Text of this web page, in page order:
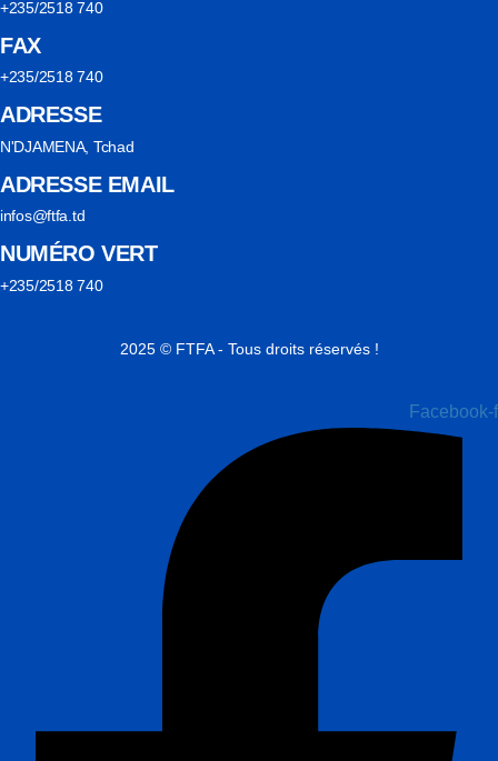
+235/2518 740
FAX
+235/2518 740
ADRESSE
N'DJAMENA, Tchad
ADRESSE EMAIL
infos@ftfa.td
NUMÉRO VERT
+235/2518 740
2025 © FTFA - Tous droits réservés !
Facebook-f